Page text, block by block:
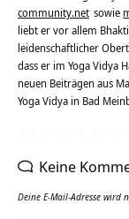
community.net sowie
liebt er vor allem
leidenschaftlicher
dass er im Yoga Vidya
neuen Beiträgen aus
Yoga Vidya in Bad
Keine
Deine E-Mail-Adresse wird